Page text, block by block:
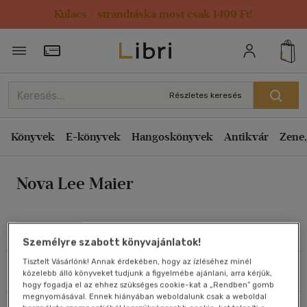
Kulacs / strandtáska most csak 1499 Ft!
Törzsvásárlói Kártya adatai
Részletes keresés
Könyvek E-könyvek Hangoskönyvek Antikvár
Nova Lee Maier
Művei
Szűrés Rendezés
Rendezés
Kiadás éve szerint csökkenő
Ár szerint csökkenő
Eladott darabszám szerint csökkenő
Cím szerint A-Z
Szerző szerint A-Z
Megjelenítés
Személyre szabott könyvajánlatok!
Tisztelt Vásárlónk! Annak érdekében, hogy az ízléséhez minél
közelebb álló könyveket tudjunk a figyelmébe ajánlani, arra kérjük,
hogy fogadja el az ehhez szükséges cookie-kat a „Rendben” gomb
megnyomásával. Ennek hiányában weboldalunk csak a weboldal